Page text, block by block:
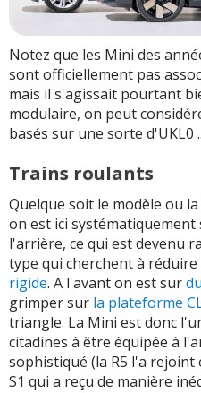
Notez que les Mini des
sont officiellement pas
mais il s'agissait pourtant
modulaire, on peut
basés sur une sorte d'UKL0
Trains roulants
Quelque soit le modèle ou
on est ici systématiquement
l'arrière, ce qui est devenu
type qui cherchent à réduire
rigide. A l'avant on est sur
grimper sur la plateforme
triangle. La Mini est donc
citadines à être équipée à
sophistiqué (la R5 l'a
S1 qui a reçu de manière